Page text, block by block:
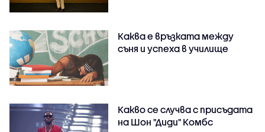
Каква е връзката между
съня и успеха в училище
Какво се случва с присъдата
на Шон "Диди" Комбс